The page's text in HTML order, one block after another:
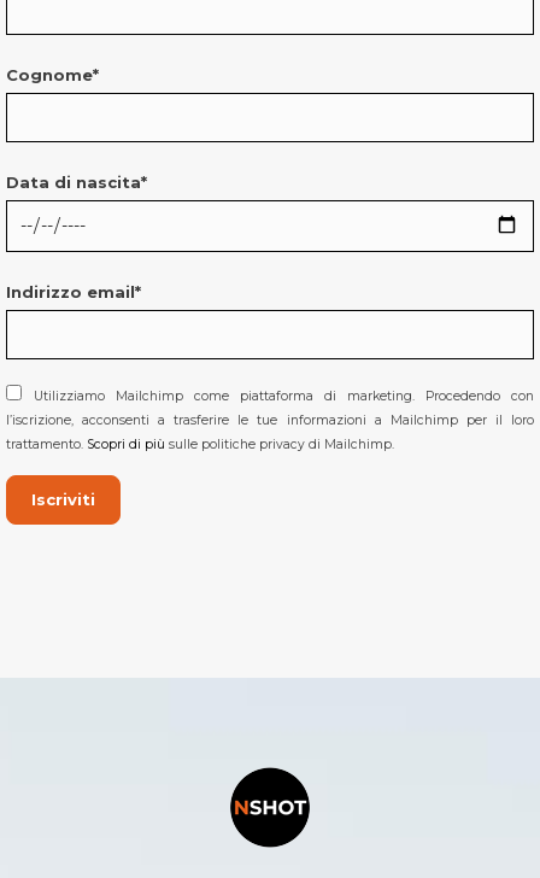
Cognome*
Data di nascita*
Indirizzo email*
Utilizziamo Mailchimp come piattaforma di marketing. Procedendo con
l’iscrizione, acconsenti a trasferire le tue informazioni a Mailchimp per il loro
trattamento. Scopri di più sulle politiche privacy di Mailchimp.